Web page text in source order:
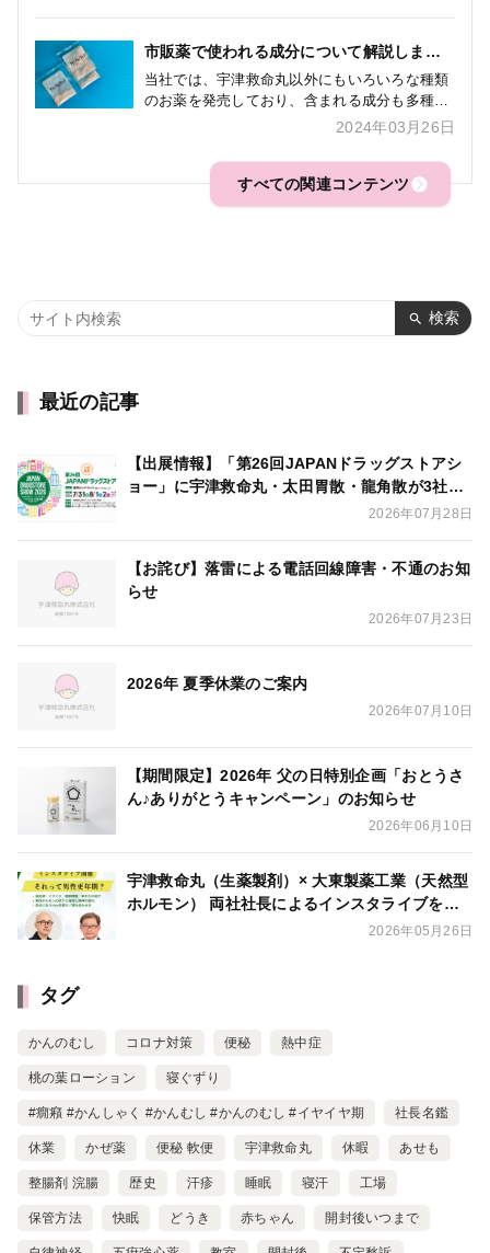
ルフェニラミンマレイン酸塩 ク […]
市販薬で使われる成分について解説します
～アセトアミノフェン編～
当社では、宇津救命丸以外にもいろいろな種類
のお薬を発売しており、含まれる成分も多種多
様ですが、どのような成分に何の作用がある
効く アセトアミノフェン アセト […]
2024年03月26日
すべての関連コンテンツ
検索
最近の記事
【出展情報】「第26回JAPANドラッグストアシ
ョー」に宇津救命丸・太田胃散・龍角散が3社合
2026年07月28日
【お詫び】落雷による電話回線障害・不通のお知
らせ
2026年07月23日
2026年 夏季休業のご案内
2026年07月10日
【期間限定】2026年 父の日特別企画「おとうさ
ん♪ありがとうキャンペーン」のお知らせ
2026年06月10日
宇津救命丸（生薬製剤）× 大東製薬工業（天然型
ホルモン） 両社社長によるインスタライブを開
2026年05月26日
タグ
かんのむし コロナ対策 便秘 熱中症
桃の葉ローション 寝ぐずり
#癇癪 #かんしゃく #かんむし #かんのむし #イヤイヤ期 社長名鑑
休業 かぜ薬 便秘 軟便 宇津救命丸 休暇 あせも
整腸剤 浣腸 歴史 汗疹 睡眠 寝汗 工場
保管方法 快眠 どうき 赤ちゃん 開封後いつまで